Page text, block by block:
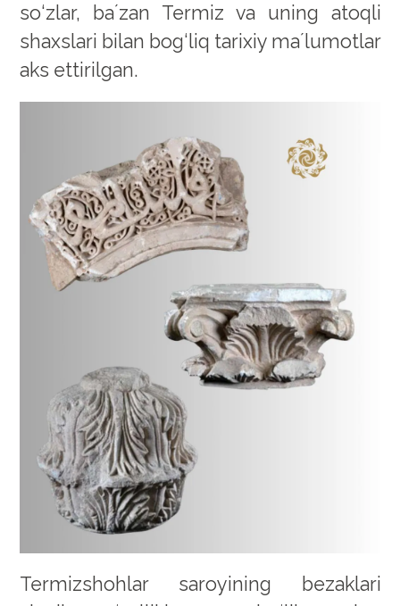
so‘zlar, baʼzan Termiz va uning atoqli
shaxslari bilan bog‘liq tarixiy maʼlumotlar
aks ettirilgan.
Termizshohlar saroyining bezaklari